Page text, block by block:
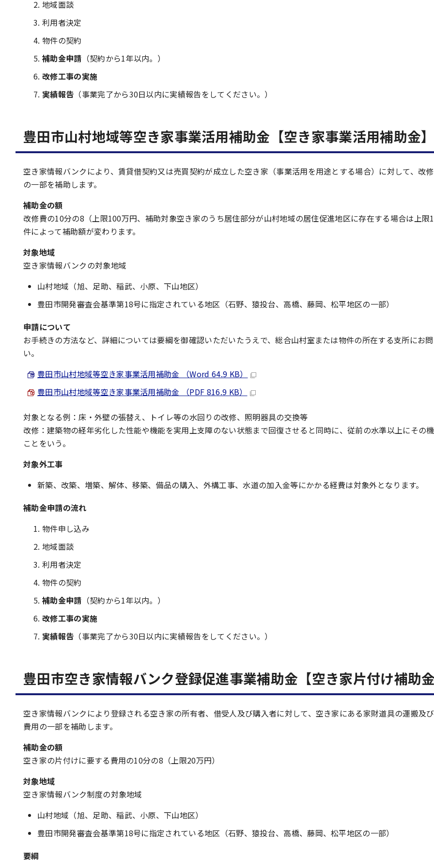
地域面談
利用者決定
物件の契約
補助金申請 （契約から1年以内。）
改修工事の実施
実績報告 （事業完了から30日以内に実績報告をしてください。）
豊田市山村地域等空き家事業活用補助金【空き家事業活用補助金】
空き家情報バンクにより、賃貸借契約又は売買契約が成立した空き家（事業活用を用途とする場合）に対して、改
の一部を補助します。
補助金の額
改修費の10分の8（上限100万円、補助対象空き家のうち居住部分が山村地域の居住促進地区に存在する場合は上限
件によって補助額が変わります。
対象地域
空き家情報バンクの対象地域
山村地域（旭、足助、稲武、小原、下山地区）
豊田市開発審査会基準第18号に指定されている地区（石野、猿投台、高橋、藤岡、松平地区の一部）
申請について
お手続きの方法など、詳細については要綱を御確認いただいたうえで、総合山村室または物件の所在する支所にお
い。
豊田市山村地域等空き家事業活用補助金 （Word 64.9 KB）
豊田市山村地域等空き家事業活用補助金 （PDF 816.9 KB）
対象となる例：床・外壁の張替え、トイレ等の水回りの改修、照明器具の交換等
改修：建築物の経年劣化した性能や機能を実用上支障のない状態まで回復させると同時に、従前の水準以上にその
ことをいう。
対象外工事
新築、改築、増築、解体、移築、備品の購入、外構工事、水道の加入金等にかかる経費は対象外となります。
補助金申請の流れ
物件申し込み
地域面談
利用者決定
物件の契約
補助金申請 （契約から1年以内。）
改修工事の実施
実績報告 （事業完了から30日以内に実績報告をしてください。）
豊田市空き家情報バンク登録促進事業補助金【空き家片付け補助金
空き家情報バンクにより登録される空き家の所有者、借受人及び購入者に対して、空き家にある家財道具の運搬及
費用の一部を補助します。
補助金の額
空き家の片付けに要する費用の10分の8（上限20万円）
対象地域
空き家情報バンク制度の対象地域
山村地域（旭、足助、稲武、小原、下山地区）
豊田市開発審査会基準第18号に指定されている地区（石野、猿投台、高橋、藤岡、松平地区の一部）
要綱